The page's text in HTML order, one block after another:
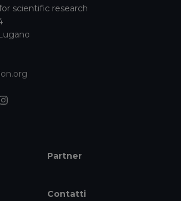
scientific research
Partner
Contatti